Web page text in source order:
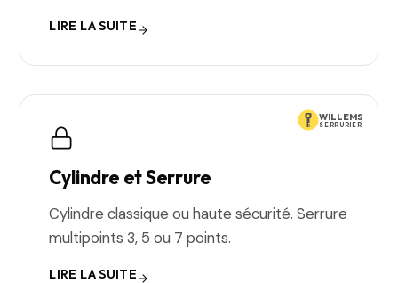
LIRE LA SUITE
WILLEMS
SERRURIER
Cylindre et Serrure
Cylindre classique ou haute sécurité. Serrure
multipoints 3, 5 ou 7 points.
LIRE LA SUITE